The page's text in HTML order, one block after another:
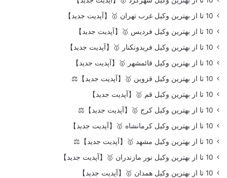
10 تا از بهترین وکیل غرب تهران 🥇【آپدیت جدید】
10 تا از بهترین وکیل فردیس 🥇【آپدیت جدید】
10 تا از بهترین وکیل فریدونکنار 🥇【آپدیت جدید】
10 تا از بهترین وکیل قائمشهر 🥇【آپدیت جدید】
10 تا از بهترین وکیل قزوین 🥇【آپدیت جدید】⚖️
10 تا از بهترین وکیل قم 🥇【آپدیت جدید】
10 تا از بهترین وکیل کرج 🥇【آپدیت جدید】⚖️
10 تا از بهترین وکیل کرمانشاه 🥇【آپدیت جدید】
10 تا از بهترین وکیل مشهد 🥇【آپدیت جدید】⚖️
10 تا از بهترین وکیل نور مازندران 🥇【آپدیت جدید】
10 تا از بهترین وکیل همدان 🥇【آپدیت جدید】